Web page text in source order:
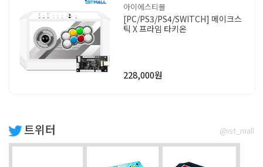
아이에스티몰
[PC/PS3/PS4/SWITCH] 메이크스
틱 X 프라임 타키온
228,000원
트위터 @ist_mall